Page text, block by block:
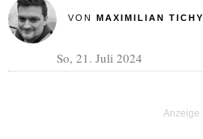
VON MAXIMILIAN TICHY
So, 21. Juli 2024